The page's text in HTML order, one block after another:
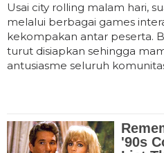
Usai city rolling malam hari,
melalui berbagai games
kekompakan antar peserta.
turut disiapkan sehingga
antusiasme seluruh